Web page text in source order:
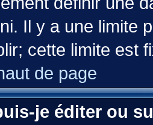
Il y a une limite
cette limite est
de page
je éditer ou